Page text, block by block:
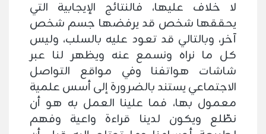
لا خلاف عليها، فالنتائج الإيجابية التي
يحققها شخص قد يرفضها جسم شخص
آخر، وبالتالي قد تعود عليه بالسلب، وليس
كل ما نراه ونسمع عنه ويظهر لنا عبر
شاشات هواتفنا وفي مواقع التواصل
الاجتماعي يستند بالضرورة إلى أسس علمية
معمول بها، فما علينا العمل به هو أن
نطّلع ويكون لدينا قراءة واعية وفهم